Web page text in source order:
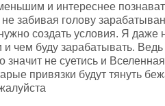
меньшим и интереснее
не забивая голову
создать условия. Я
и чем буду зарабатывать.
значит не суетись и
привязки будут тянуть